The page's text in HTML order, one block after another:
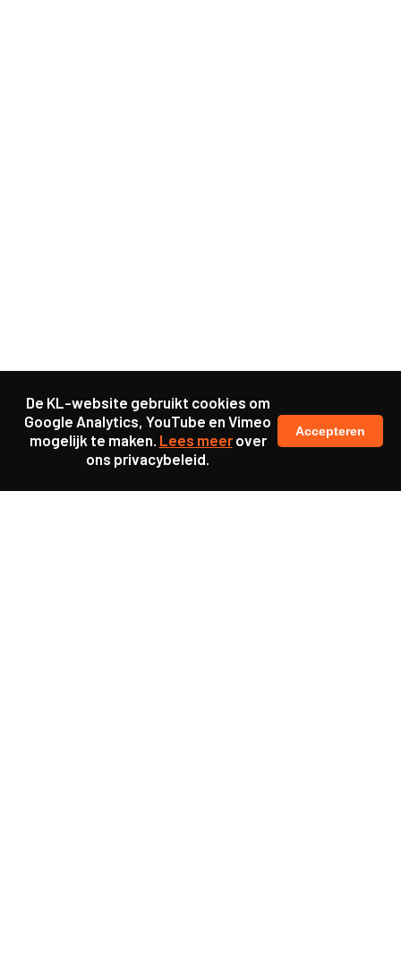
De KL-website gebruikt cookies om
Google Analytics, YouTube en Vimeo
mogelijk te maken. Lees meerover
ons privacybeleid.
Accepteren